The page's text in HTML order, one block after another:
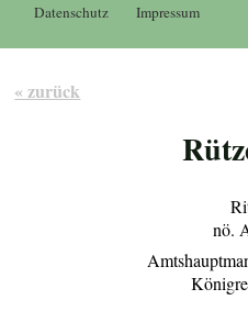
Datenschutz Impressum
« zurück
nö.